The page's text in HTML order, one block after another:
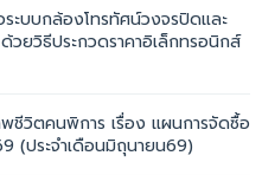
ระบบกล้องโทรทัศน์วงจรปิดและ
ยวิธีประกวดราคาอิเล็กทรอนิกส์
ชีวิตคนพิการ เรื่อง แผนการจัดซื้อ
(ประจำเดือนมิถุนายน69)